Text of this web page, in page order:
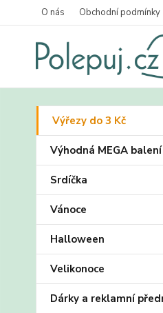
O nás Obchodní podmínky
Výřezy do 3 Kč
Výhodná MEGA balení
Srdíčka
Vánoce
Halloween
Velikonoce
Dárky a reklamní